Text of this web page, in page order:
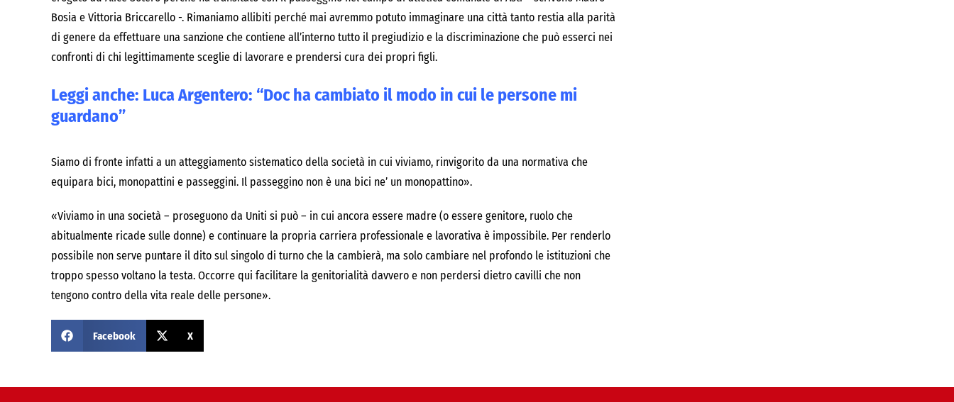
Bosia e Vittoria Briccarello -. Rimaniamo allibiti perché mai avremmo potuto immaginare una città tanto restia alla parità
di genere da effettuare una sanzione che contiene all’interno tutto il pregiudizio e la discriminazione che può esserci nei
confronti di chi legittimamente sceglie di lavorare e prendersi cura dei propri figli.
Leggi anche: Luca Argentero: “Doc ha cambiato il modo in cui le persone mi
guardano”
Siamo di fronte infatti a un atteggiamento sistematico della società in cui viviamo, rinvigorito da una normativa che
equipara bici, monopattini e passeggini. Il passeggino non è una bici ne’ un monopattino».
«Viviamo in una società – proseguono da Uniti si può – in cui ancora essere madre (o essere genitore, ruolo che
abitualmente ricade sulle donne) e continuare la propria carriera professionale e lavorativa è impossibile. Per renderlo
possibile non serve puntare il dito sul singolo di turno che la cambierà, ma solo cambiare nel profondo le istituzioni che
troppo spesso voltano la testa. Occorre qui facilitare la genitorialità davvero e non perdersi dietro cavilli che non
tengono contro della vita reale delle persone».
Facebook X